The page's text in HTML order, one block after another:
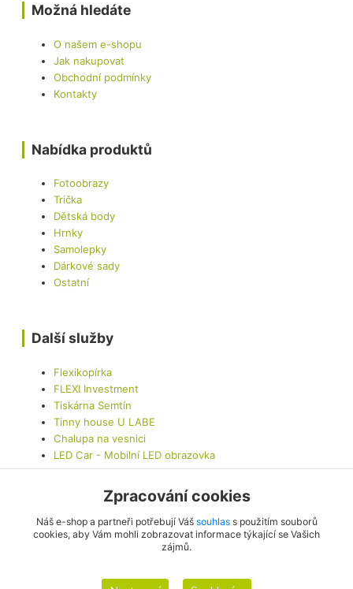
Možná hledáte
O našem e-shopu
Jak nakupovat
Obchodní podmínky
Kontakty
Nabídka produktů
Fotoobrazy
Trička
Dětská body
Hrnky
Samolepky
Dárkové sady
Ostatní
Další služby
Flexikopírka
FLEXI Investment
Tiskárna Semtín
Tinny house U LABE
Chalupa na vesnici
LED Car - Mobilní LED obrazovka
Zpracování cookies
Náš e-shop a partneři potřebují Váš souhlass použitím souborů
cookies, aby Vám mohli zobrazovat informace týkající se Vašich
zájmů.